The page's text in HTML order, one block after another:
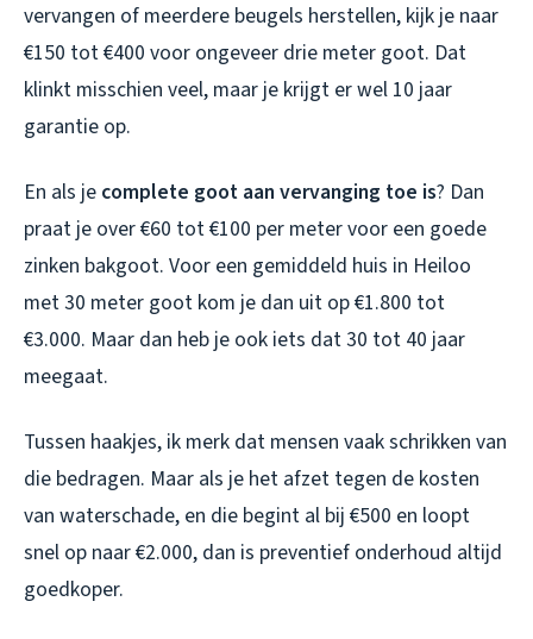
vervangen of meerdere beugels herstellen, kijk je naar
€150 tot €400 voor ongeveer drie meter goot. Dat
klinkt misschien veel, maar je krijgt er wel 10 jaar
garantie op.
En als je complete goot aan vervanging toe is? Dan
praat je over €60 tot €100 per meter voor een goede
zinken bakgoot. Voor een gemiddeld huis in Heiloo
met 30 meter goot kom je dan uit op €1.800 tot
€3.000. Maar dan heb je ook iets dat 30 tot 40 jaar
meegaat.
Tussen haakjes, ik merk dat mensen vaak schrikken van
die bedragen. Maar als je het afzet tegen de kosten
van waterschade, en die begint al bij €500 en loopt
snel op naar €2.000, dan is preventief onderhoud altijd
goedkoper.